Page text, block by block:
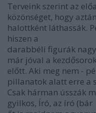
Terveink szerint az
közönséget, hogy
halottként láthassák.
hiszen a
darabbéli figurák
már jóval a
előtt. Aki meg nem -
pillanatok alatt erre a
Csak hárman ússzák
gyilkos, Író, az író (bár